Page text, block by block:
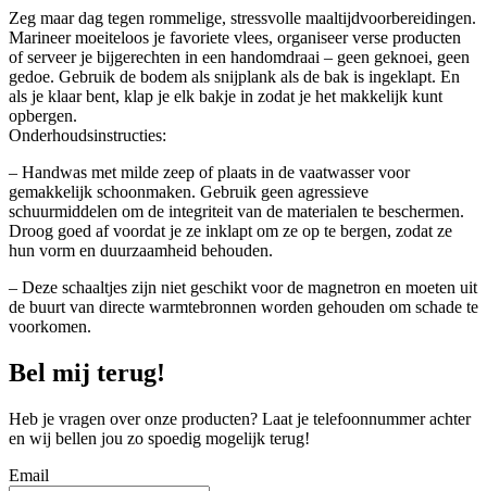
Zeg maar dag tegen rommelige, stressvolle maaltijdvoorbereidingen.
Marineer moeiteloos je favoriete vlees, organiseer verse producten
of serveer je bijgerechten in een handomdraai – geen geknoei, geen
gedoe. Gebruik de bodem als snijplank als de bak is ingeklapt. En
als je klaar bent, klap je elk bakje in zodat je het makkelijk kunt
opbergen.
Onderhoudsinstructies:
– Handwas met milde zeep of plaats in de vaatwasser voor
gemakkelijk schoonmaken. Gebruik geen agressieve
schuurmiddelen om de integriteit van de materialen te beschermen.
Droog goed af voordat je ze inklapt om ze op te bergen, zodat ze
hun vorm en duurzaamheid behouden.
– Deze schaaltjes zijn niet geschikt voor de magnetron en moeten uit
de buurt van directe warmtebronnen worden gehouden om schade te
voorkomen.
Bel mij terug!
Heb je vragen over onze producten? Laat je telefoonnummer achter
en wij bellen jou zo spoedig mogelijk terug!
Email